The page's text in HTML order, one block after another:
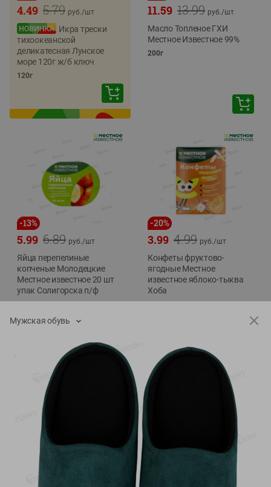
5.79
4.49 руб./шт
Икра трески
тихоокеанской
деликатесная Лунское
море 120г ж/б ключ
120г
13.99
11.59 руб./шт
Масло Топленое ГХИ
Местное Известное 99%
200г
-13%
6.89
5.99 руб./шт
Яйца перепелиные
копченые Молодецкие
Местное известное 20 шт
упак Солигорска п/ф
-20%
4.99
3.99 руб./шт
Конфеты фруктово-
ягодные Местное
известное яблоко-тыква
Хоба
Показано 1-14 из 78
Показать 15-28 из 78
Каталог товаров
Специально для вас
Мужская обувь